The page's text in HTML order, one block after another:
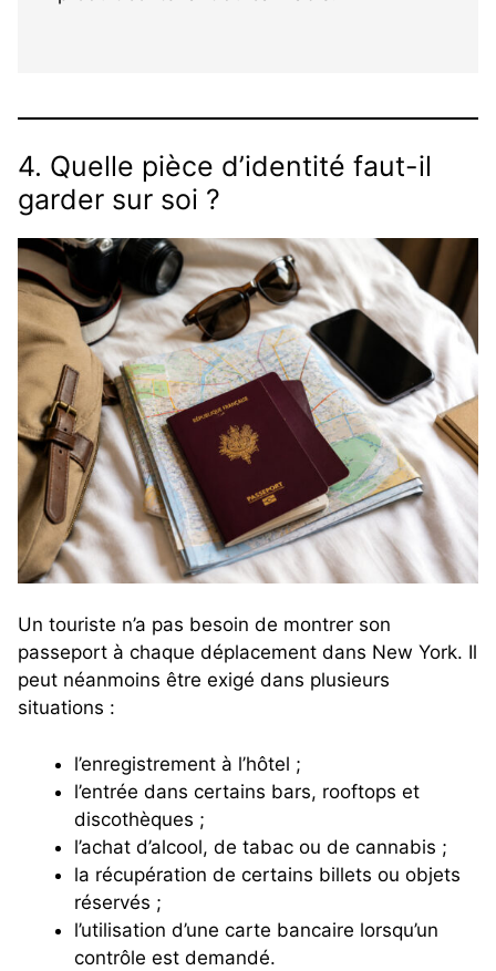
4. Quelle pièce d’identité faut-il
garder sur soi ?
Un touriste n’a pas besoin de montrer son
passeport à chaque déplacement dans New York. Il
peut néanmoins être exigé dans plusieurs
situations :
l’enregistrement à l’hôtel ;
l’entrée dans certains bars, rooftops et
discothèques ;
l’achat d’alcool, de tabac ou de cannabis ;
la récupération de certains billets ou objets
réservés ;
l’utilisation d’une carte bancaire lorsqu’un
contrôle est demandé.